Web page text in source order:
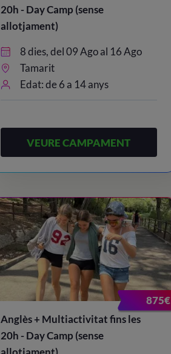
20h - Day Camp (sense
allotjament)
8 dies, del 09 Ago al 16 Ago
Tamarit
Edat: de 6 a 14 anys
VEURE CAMPAMENT
875€
Anglès + Multiactivitat fins les
20h - Day Camp (sense